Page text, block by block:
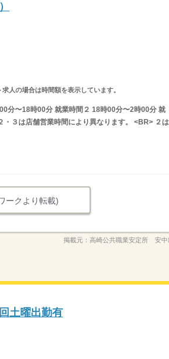
人の場合は時間額を表示しています。
分〜18時00分 就業時間２ 18時00分〜2時00分 就
３は店舗営業時間により異なります。 <BR> ２は
ークより転載)
掲載元： 高崎公共職業安定所 安中
土曜出勤有